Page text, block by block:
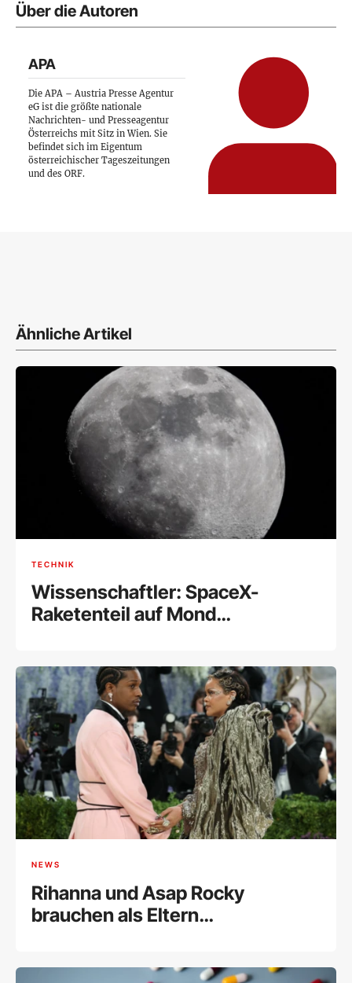
Über die Autoren
APA
Die APA – Austria Presse Agentur
eG ist die größte nationale
Nachrichten- und Presseagentur
Österreichs mit Sitz in Wien. Sie
befindet sich im Eigentum
österreichischer Tageszeitungen
und des ORF.
Ähnliche Artikel
TECHNIK
Wissenschaftler: SpaceX-
Raketenteil auf Mond
NEWS
Rihanna und Asap Rocky
brauchen als Eltern